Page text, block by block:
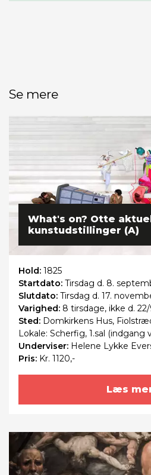
Se mere
What's on? Otte
kunstudstillinger (A)
Hold: 1825
Startdato: Tirsdag d. 8.
Slutdato: Tirsdag d. 17.
Varighed: 8 tirsdage, ikke d. 22/
Sted: Domkirkens Hus,
Lokale: Scherfig, 1.sal (indgang
Underviser: Helene Lykke
Pris: Kr. 1120,-
Læs